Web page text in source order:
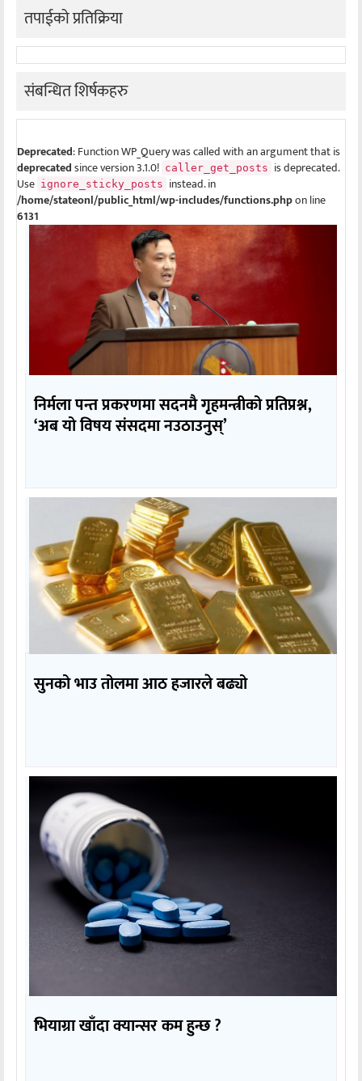
तपाईको प्रतिक्रिया
संबन्धित शिर्षकहरु
Deprecated: Function WP_Query was called with an argument that is
deprecatedsince version 3.1.0! caller_get_posts is deprecated.
Use ignore_sticky_posts instead. in
/home/stateonl/public_html/wp-includes/functions.phpon line
6131
निर्मला पन्त प्रकरणमा सदनमै गृहमन्त्रीको प्रतिप्रश्न,
‘अब यो विषय संसदमा नउठाउनुस्’
सुनको भाउ तोलमा आठ हजारले बढ्यो
भियाग्रा खाँदा क्यान्सर कम हुन्छ ?